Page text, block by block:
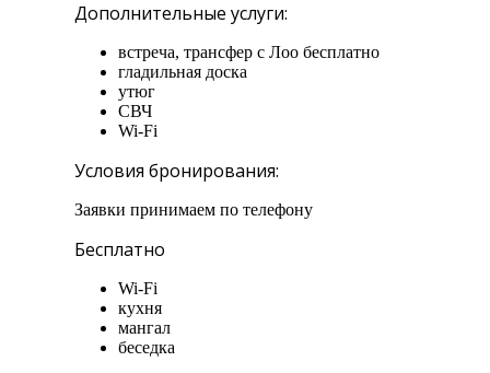
Дополнительные услуги:
встреча, трансфер с Лоо бесплатно
гладильная доска
утюг
СВЧ
Wi-Fi
Условия бронирования:
Заявки принимаем по телефону
Бесплатно
Wi-Fi
кухня
мангал
беседка